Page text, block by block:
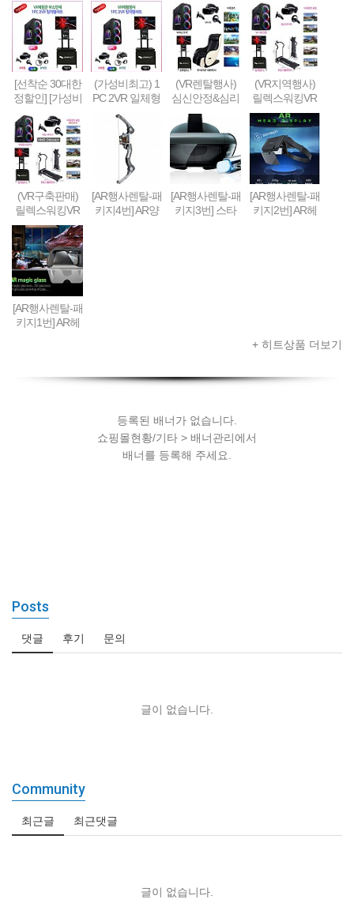
[선착순 30대한
정할인] [가성비
형] 1PC + 2VR
VR체험부스 구
축&판매(48인
치형)
(가성비최고) 1
PC 2VR 일체형
행사부스 세트
(1부스-2인 따로
게임진행)
(VR렌탈행사)
심신안정&심리
치료&휴식 VR
세트 패키지
(VR지역행사)
릴렉스워킹VR
세트-Relax Walk
ing VR SET
(VR구축판매)
릴렉스워킹VR
세트-Relax Walk
ing VR SET (선
착순 100대 / 20
19년 10월까지
한정 할인판매)
[AR행사렌탈-패
키지4번] AR양
[AR행사렌탈-패
키지3번] 스타
[AR행사렌탈-패
키지2번] AR헤
[AR행사렌탈-패
키지1번] AR헤
+ 히트상품 더보기
등록된 배너가 없습니다.
쇼핑몰현황/기타 > 배너관리에서
배너를 등록해 주세요.
Posts
댓글 후기 문의
글이 없습니다.
Community
최근글 최근댓글
글이 없습니다.